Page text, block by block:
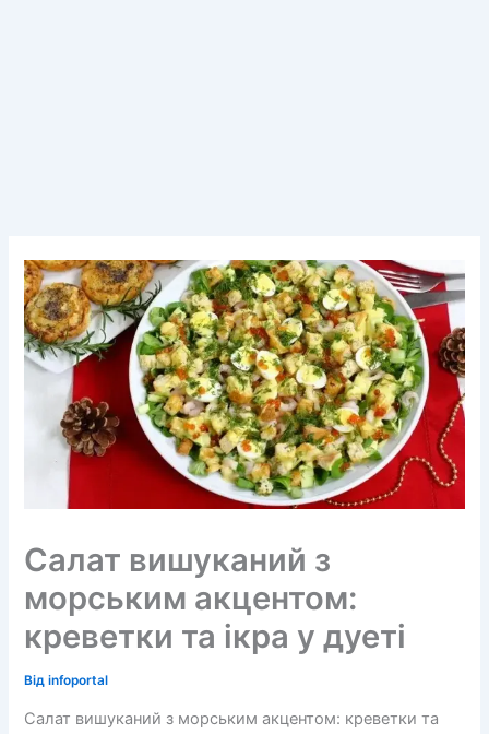
Салат вишуканий з
морським акцентом:
креветки та ікра у дуеті
Відinfoportal
Салат вишуканий з морським акцентом: креветки та